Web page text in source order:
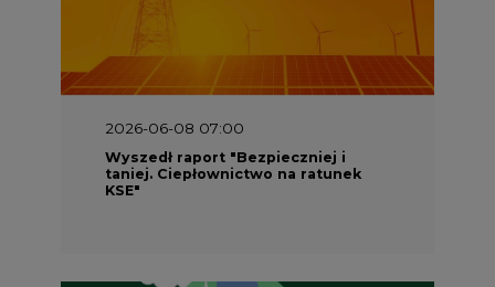
2026-06-08 07:00
Wyszedł raport "Bezpieczniej i
taniej. Ciepłownictwo na ratunek
KSE"